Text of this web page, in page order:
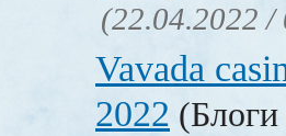
(22.04.2022 /
Vavada
2022